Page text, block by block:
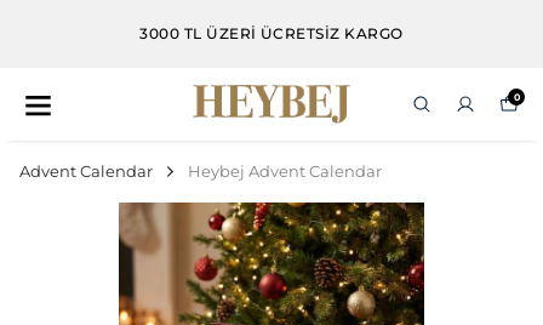
3000 TL ÜZERİ ÜCRETSİZ KARGO
0
Advent Calendar Heybej Advent Calendar